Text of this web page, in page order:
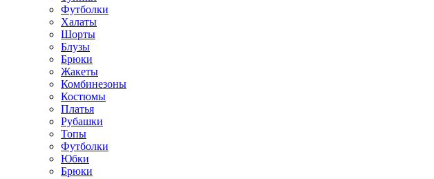
Футболки
Халаты
Шорты
Блузы
Брюки
Жакеты
Комбинезоны
Костюмы
Платья
Рубашки
Топы
Футболки
Юбки
Брюки